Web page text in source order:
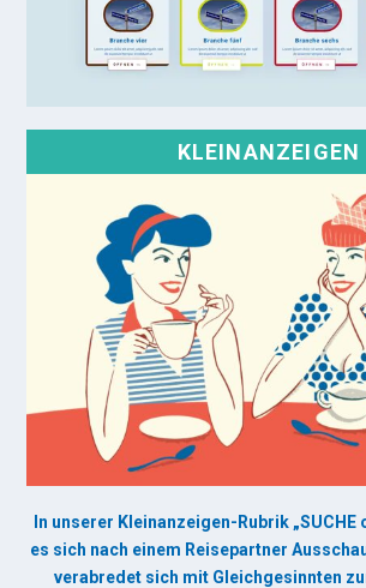
KLEINANZEIGEN
In unserer Kleinanzeigen-Rubrik „SUCHE
es sich nach einem Reisepartner
verabredet sich mit Gleichgesinnten